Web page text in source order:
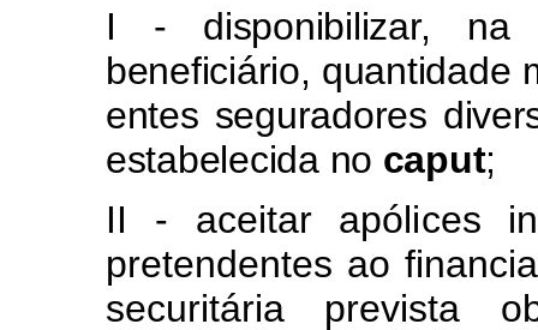
I - disponibilizar, na
beneficiário, quantidade
entes seguradores
estabelecida no caput;
II - aceitar apólices
pretendentes ao
securitária prevista